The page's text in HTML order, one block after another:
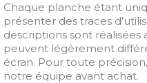
Chaque planche étant
présenter des traces
descriptions sont réalisées
peuvent légèrement
écran. Pour toute
notre équipe avant achat.